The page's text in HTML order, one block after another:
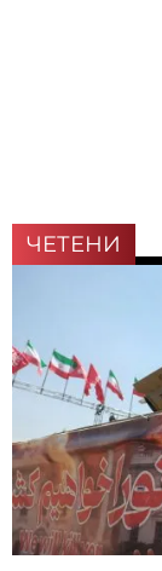
ЧЕТЕНИ